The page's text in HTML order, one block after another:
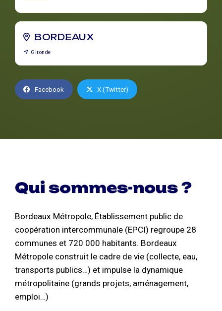
BORDEAUX
Gironde
Facebook X (Twitter)
Qui sommes-nous ?
Bordeaux Métropole, Établissement public de
coopération intercommunale (EPCI) regroupe 28
communes et 720 000 habitants. Bordeaux
Métropole construit le cadre de vie (collecte, eau,
transports publics…) et impulse la dynamique
métropolitaine (grands projets, aménagement,
emploi…)